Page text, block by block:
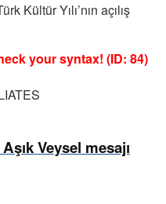
Kültür Yılı’nın açılış
your syntax! (ID: 84)
Veysel mesajı